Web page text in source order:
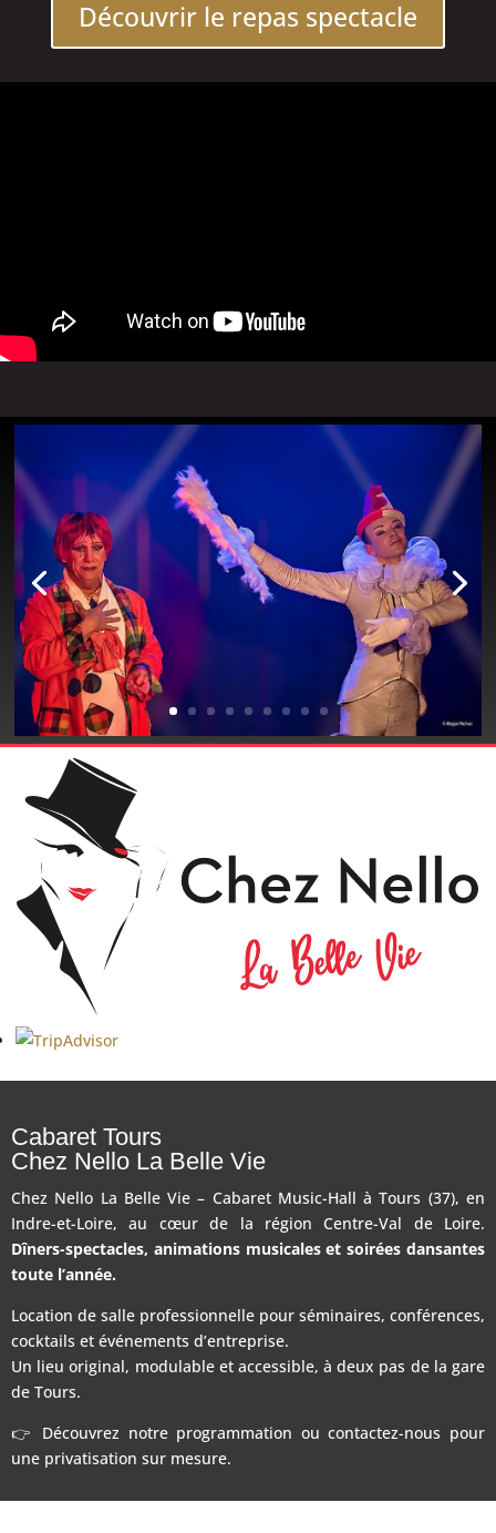
Découvrir le repas spectacle
Cabaret Tours
Chez Nello La Belle Vie
Chez Nello La Belle Vie – Cabaret Music-Hall à Tours (37), en
Indre-et-Loire, au cœur de la région Centre-Val de Loire.
Dîners-spectacles, animations musicales et soirées dansantes
toute l’année.
Location de salle professionnelle pour séminaires, conférences,
cocktails et événements d’entreprise.
Un lieu original, modulable et accessible, à deux pas de la gare
de Tours.
👉 Découvrez notre programmation ou contactez-nous pour
une privatisation sur mesure.